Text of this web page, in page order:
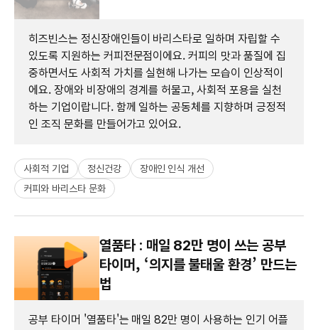
히즈빈스는 정신장애인들이 바리스타로 일하며 자립할 수
있도록 지원하는 커피전문점이에요. 커피의 맛과 품질에 집
중하면서도 사회적 가치를 실현해 나가는 모습이 인상적이
에요. 장애와 비장애의 경계를 허물고, 사회적 포용을 실천
하는 기업이랍니다. 함께 일하는 공동체를 지향하며 긍정적
인 조직 문화를 만들어가고 있어요.
사회적 기업 정신건강
장애인 인식 개선
커피와 바리스타 문화
열품타 : 매일 82만 명이 쓰는 공부
타이머, ‘의지를 불태울 환경’ 만드는
법
공부 타이머 '열품타'는 매일 82만 명이 사용하는 인기 어플